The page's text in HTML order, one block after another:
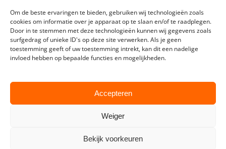
Om de beste ervaringen te bieden, gebruiken wij technologieën zoals
cookies om informatie over je apparaat op te slaan en/of te raadplegen.
Door in te stemmen met deze technologieën kunnen wij gegevens zoals
surfgedrag of unieke ID's op deze site verwerken. Als je geen
toestemming geeft of uw toestemming intrekt, kan dit een nadelige
invloed hebben op bepaalde functies en mogelijkheden.
Accepteren
Weiger
Bekijk voorkeuren
Den Haag
Haarlemmermeer
Leeuwarden
Leiden
Maastricht
Nijmegen
Rotterdam
Tilburg
Westland